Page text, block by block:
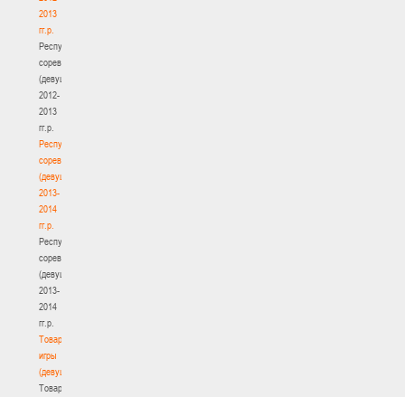
2013
гг.р.
Республиканские
соревнования
(девушки)
2012-
2013
гг.р.
Республиканские
соревнования
(девушки)
2013-
2014
гг.р.
Республиканские
соревнования
(девушки)
2013-
2014
гг.р.
Товарищеские
игры
(девушки)
Товарищеские